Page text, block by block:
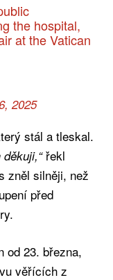
the hospital,
at the Vatican
2025
stál a tleskal.
řekl
zněl silněji, než
před
od 23. března,
věřících z